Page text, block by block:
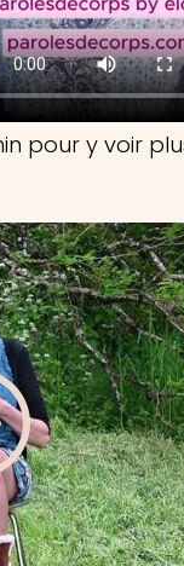
pour y voir